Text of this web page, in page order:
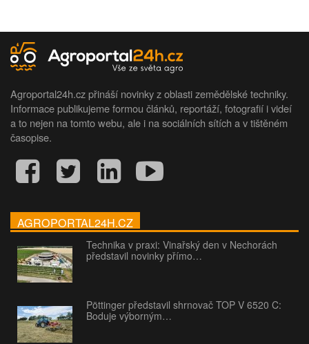
Agroportal24h.cz přináší novinky z oblasti zemědělské techniky.
Informace publikujeme formou článků, reportáží, fotografií i videí
a to nejen na tomto webu, ale i na sociálních sítích a v tištěném
časopise.
AGROPORTAL24H.CZ
Technika v praxi: Vinařský den v Nechorách
představil novinky přímo…
Pöttinger představil shrnovač TOP V 6520 C:
Boduje výborným…